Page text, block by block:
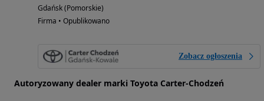
Gdańsk (Pomorskie)
Firma • Opublikowano
Zobacz ogłoszenia
Autoryzowany dealer marki Toyota Carter-Chodzeń